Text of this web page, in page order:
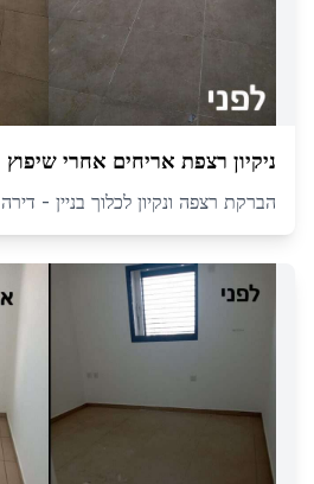
ניקיון רצפת אריחים אחרי שיפוץ
הברקת רצפה ונקיון לכלוך בניין -